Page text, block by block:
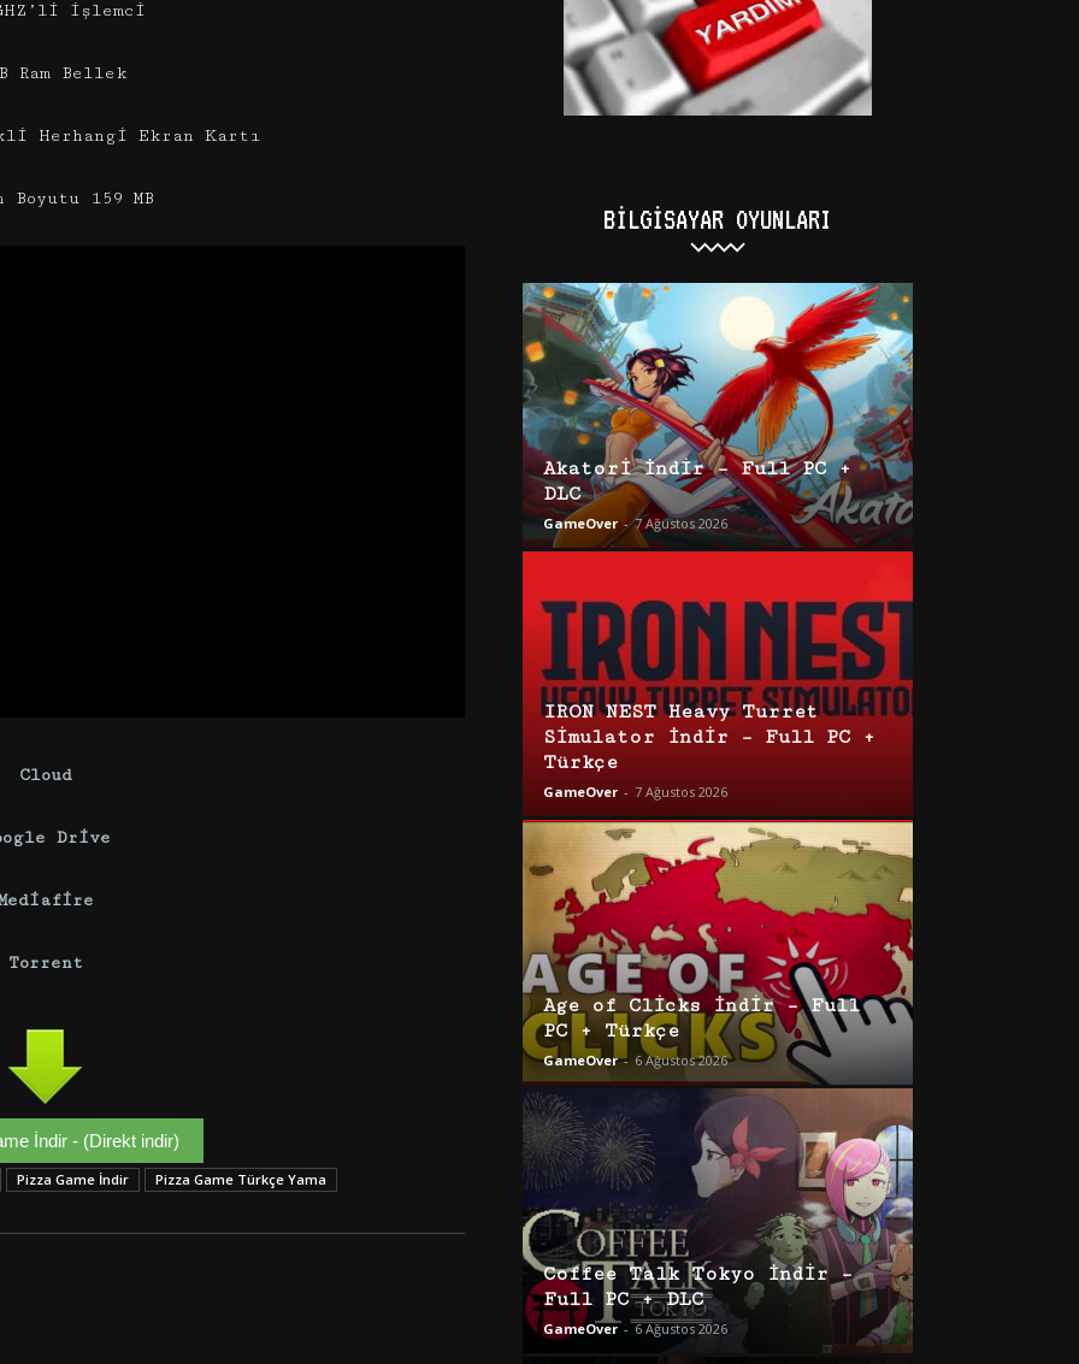
işlemci
Ram Bellek
Herhangi Ekran Kartı
Boyutu 159 MB
Cloud
Drive
Torrent
İndir - (Direkt indir)
Pizza Game İndir Pizza Game Türkçe Yama
BILGISAYAR OYUNLARI
Akatori İndir – Full PC +
DLC
GameOver - 7 Ağustos 2026
IRON NEST Heavy Turret
Simulator İndir – Full PC +
Türkçe
GameOver - 7 Ağustos 2026
Age of Clicks İndir – Full
PC + Türkçe
GameOver - 6 Ağustos 2026
Coffee Talk Tokyo İndir –
Full PC + DLC
GameOver - 6 Ağustos 2026